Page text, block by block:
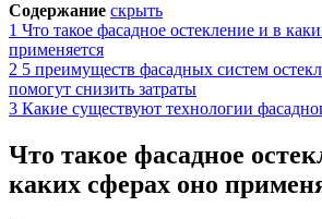
Содержание скрыть
1 Что такое фасадное остекление и в
применяется
2 5 преимуществ фасадных систем
помогут снизить затраты
3 Какие существуют технологии
Что такое фасадное
каких сферах оно